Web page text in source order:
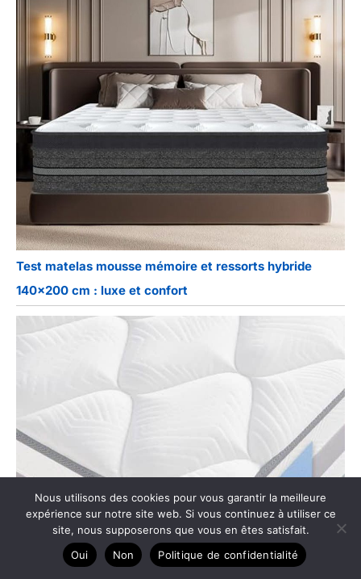
Test matelas mousse mémoire et ressorts hybride
140×200 cm : luxe et confort
Nous utilisons des cookies pour vous garantir la meilleure
expérience sur notre site web. Si vous continuez à utiliser ce
site, nous supposerons que vous en êtes satisfait.
Oui
Non Politique de confidentialité